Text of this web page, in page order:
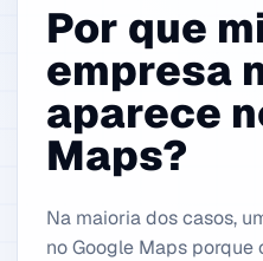
Por que
empresa
aparece
Maps?
Na maioria dos casos,
no Google Maps